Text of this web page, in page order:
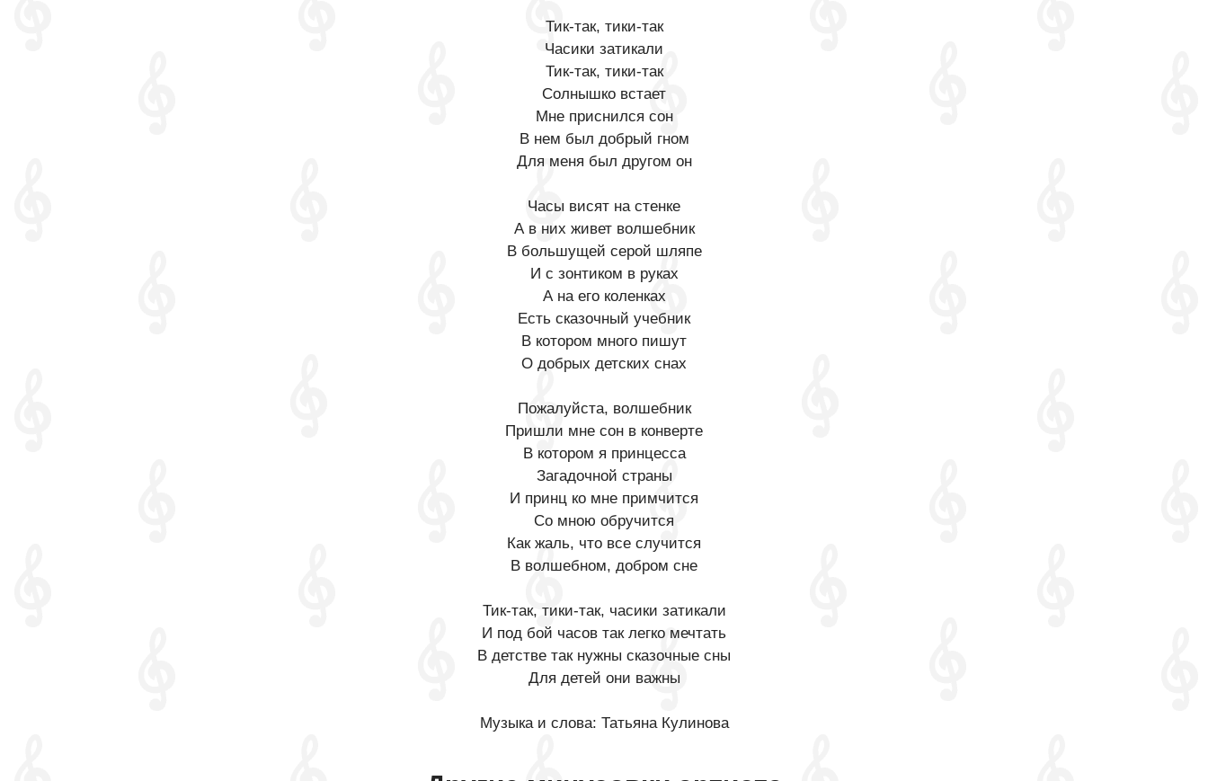
Тик-так, тики-так
Часики затикали
Тик-так, тики-так
Солнышко встает
Мне приснился сон
В нем был добрый гном
Для меня был другом он
Часы висят на стенке
А в них живет волшебник
В большущей серой шляпе
И с зонтиком в руках
А на его коленках
Есть сказочный учебник
В котором много пишут
О добрых детских снах
Пожалуйста, волшебник
Пришли мне сон в конверте
В котором я принцесса
Загадочной страны
И принц ко мне примчится
Со мною обручится
Как жаль, что все случится
В волшебном, добром сне
Тик-так, тики-так, часики затикали
И под бой часов так легко мечтать
В детстве так нужны сказочные сны
Для детей они важны
Музыка и слова: Татьяна Кулинова